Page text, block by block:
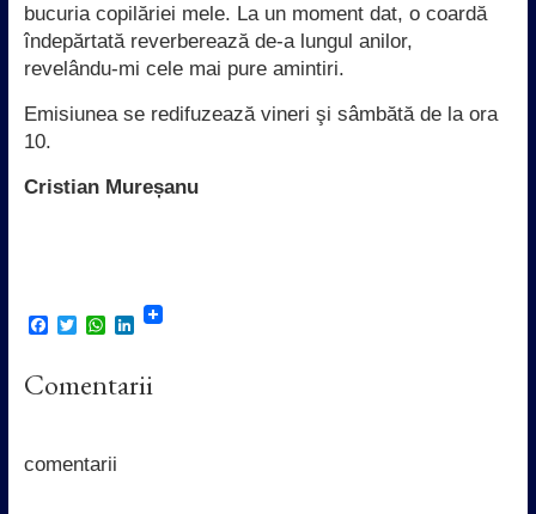
bucuria copilăriei mele. La un moment dat, o coardă
îndepărtată reverberează de-a lungul anilor,
revelându-mi cele mai pure amintiri.
Emisiunea se redifuzează vineri şi sâmbătă de la ora
10.
Cristian Mureșanu
F
e
b
k
T
t
t
W
t
s
p
L
k
e
Comentarii
comentarii